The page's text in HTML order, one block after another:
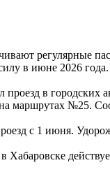
регулярные
в июне 2026 года.
проезд в
маршрутах №25.
с 1 июня.